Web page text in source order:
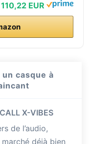
110,22 EUR
casque à
X-VIBES
de l’audio,
déjà bien